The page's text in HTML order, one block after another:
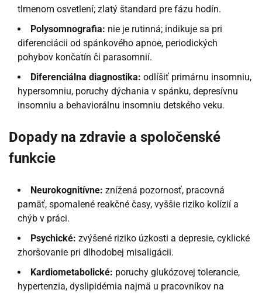
tlmenom osvetlení; zlatý štandard pre fázu hodín.
Polysomnografia: nie je rutinná; indikuje sa pri
diferenciácii od spánkového apnoe, periodických
pohybov končatín či parasomnií.
Diferenciálna diagnostika: odlíšiť primárnu insomniu,
hypersomniu, poruchy dýchania v spánku, depresívnu
insomniu a behaviorálnu insomniu detského veku.
Dopady na zdravie a spoločenské
funkcie
Neurokognitívne: znížená pozornosť, pracovná
pamäť, spomalené reakčné časy, vyššie riziko kolízií a
chýb v práci.
Psychické: zvýšené riziko úzkosti a depresie, cyklické
zhoršovanie pri dlhodobej misaligácii.
Kardiometabolické: poruchy glukózovej tolerancie,
hypertenzia, dyslipidémia najmä u pracovníkov na